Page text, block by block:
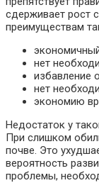
сдерживает рост
преимуществам
нет
избавление
нет
экономию
Недостаток у
При слишком
почве. Это
вероятность
проблемы,